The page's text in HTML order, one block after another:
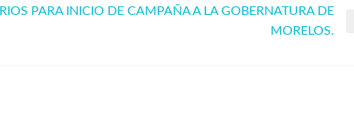
PARA INICIO DE CAMPAÑA A LA GOBERNATURA DE
MORELOS.